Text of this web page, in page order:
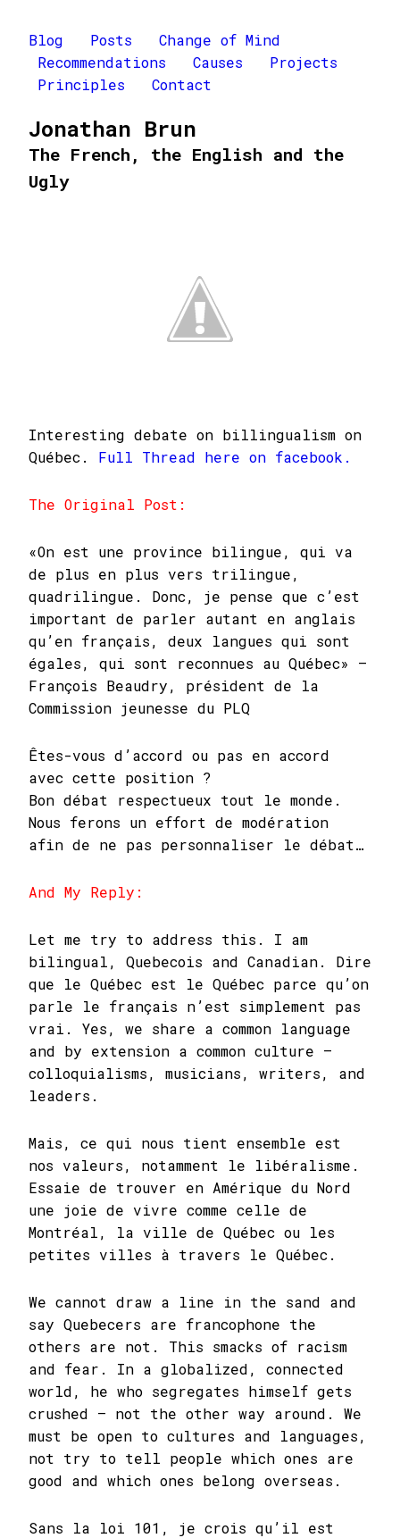
Blog Posts
Change of Mind
Recommendations
Causes
Projects
Principles
Contact
Jonathan Brun
The French, the English and the
Ugly
Interesting debate on billingualism on
Québec. Full Thread here on facebook.
The Original Post:
«On est une province bilingue, qui va
de plus en plus vers trilingue,
quadrilingue. Donc, je pense que c’est
important de parler autant en anglais
qu’en français, deux langues qui sont
égales, qui sont reconnues au Québec» –
François Beaudry, président de la
Commission jeunesse du PLQ
Êtes-vous d’accord ou pas en accord
avec cette position ?
Bon débat respectueux tout le monde.
Nous ferons un effort de modération
afin de ne pas personnaliser le débat…
And My Reply:
Let me try to address this. I am
bilingual, Quebecois and Canadian. Dire
que le Québec est le Québec parce qu’on
parle le français n’est simplement pas
vrai. Yes, we share a common language
and by extension a common culture –
colloquialisms, musicians, writers, and
leaders.
Mais, ce qui nous tient ensemble est
nos valeurs, notamment le libéralisme.
Essaie de trouver en Amérique du Nord
une joie de vivre comme celle de
Montréal, la ville de Québec ou les
petites villes à travers le Québec.
We cannot draw a line in the sand and
say Quebecers are francophone the
others are not. This smacks of racism
and fear. In a globalized, connected
world, he who segregates himself gets
crushed – not the other way around. We
must be open to cultures and languages,
not try to tell people which ones are
good and which ones belong overseas.
Sans la loi 101, je crois qu’il est